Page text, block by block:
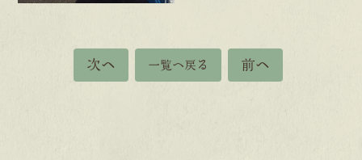
次へ 一覧へ戻る 前へ